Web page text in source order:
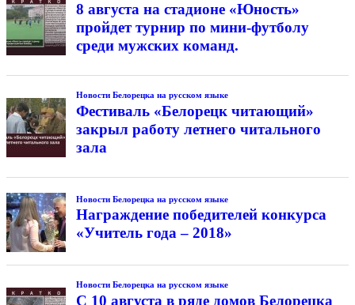
8 августа на стадионе «Юность»
пройдет турнир по мини-футболу
среди мужских команд.
Новости Белорецка на русском языке
Фестиваль «Белорецк читающий»
закрыл работу летнего читального
зала
Новости Белорецка на русском языке
Награждение победителей конкурса
«Учитель года – 2018»
Новости Белорецка на русском языке
С 10 августа в ряде домов Белорецка